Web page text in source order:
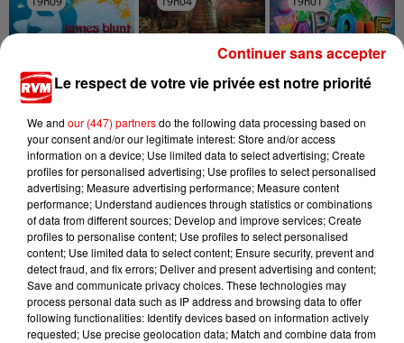
JAMES BLUNT
You're Beautiful
INDOCHINE
Les Nouveaux
Soleils
FARRUKO
Yapaque
Le respect de votre vie privée est notre priorité
We and our (447) partnersdo the following data processing based on
your consent and/or our legitimate interest: Store and/or access
information on a device; Use limited data to select advertising; Create
profiles for personalised advertising; Use profiles to select personalised
advertising; Measure advertising performance; Measure content
performance; Understand audiences through statistics or combinations
of data from different sources; Develop and improve services; Create
profiles to personalise content; Use profiles to select personalised
content; Use limited data to select content; Ensure security, prevent and
detect fraud, and fix errors; Deliver and present advertising and content;
Save and communicate privacy choices. These technologies may
process personal data such as IP address and browsing data to offer
following functionalities: Identify devices based on information actively
requested; Use precise geolocation data; Match and combine data from
Continuer sans accepter